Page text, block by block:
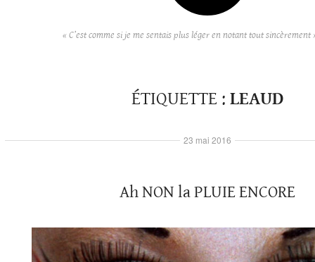
« C’est comme si je me sentais plus léger en notant tout sincèrement
ÉTIQUETTE : LEAUD
Ah NON la PLUIE ENCORE
23 mai 2016